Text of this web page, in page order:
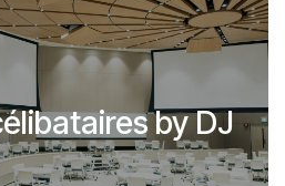
by DJ